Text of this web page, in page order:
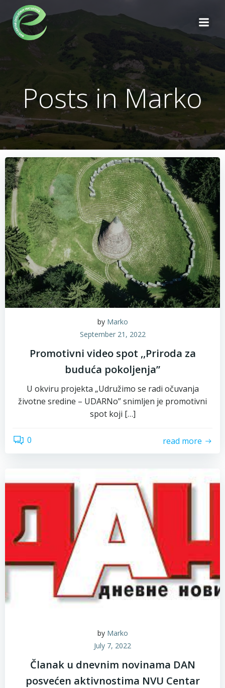
to
content
Posts inMarko
by Marko
September 21, 2022
Promotivni video spot ,,Priroda za
buduća pokoljenja”
U okviru projekta „Udružimo se radi očuvanja
životne sredine – UDARNo” snimljen je promotivni
spot koji […]
0 read more
by Marko
July 7, 2022
Članak u dnevnim novinama DAN
posvećen aktivnostima NVU Centar